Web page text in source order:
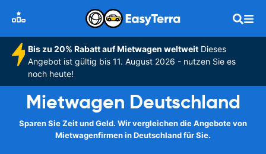
Bis zu 20% Rabatt auf Mietwagen weltweitDieses
Angebot ist gültig bis 11. August 2026 - nutzen Sie es
noch heute!
Mietwagen Deutschland
Sparen Sie Zeit und Geld. Wir vergleichen die Angebote von
Mietwagenfirmen in Deutschland für Sie.